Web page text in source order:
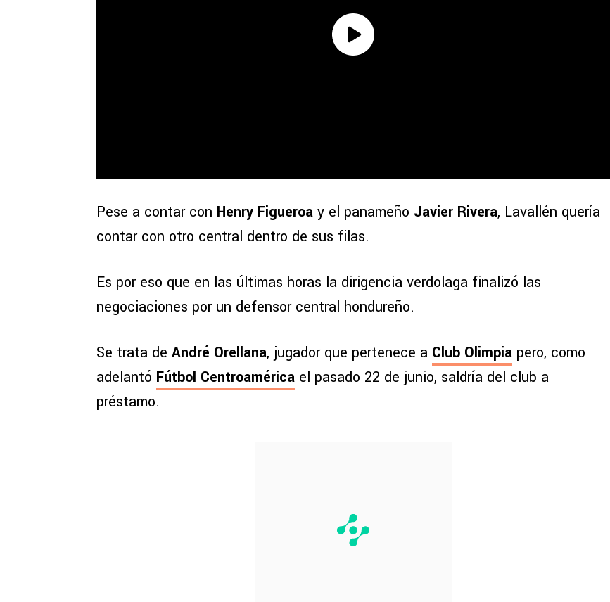
Pese a contar con Henry Figueroa y el panameño Javier Rivera, Lavallén quería
contar con otro central dentro de sus filas.
Es por eso que en las últimas horas la dirigencia verdolaga finalizó las
negociaciones por un defensor central hondureño.
Se trata de André Orellana, jugador que pertenece a Club Olimpia pero, como
adelantó Fútbol Centroamérica el pasado 22 de junio, saldría del club a
préstamo.